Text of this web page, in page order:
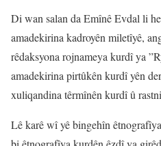
Di wan salan da Emînê Evdal li
amadekirina kadroyên miletîyê,
rêdaksyona rojnameya kurdî ya
amadekirina pirtûkên kurdî yên
xuliqandina têrmînên kurdî û
Lê karê wî yê bingehîn